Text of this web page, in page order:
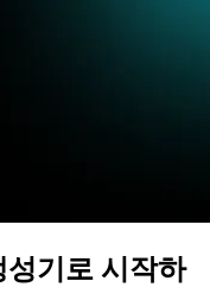
성기로 시작하